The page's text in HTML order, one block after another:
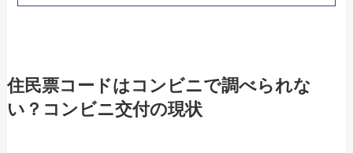
住民票コードはコンビニで調べられな
い？コンビニ交付の現状